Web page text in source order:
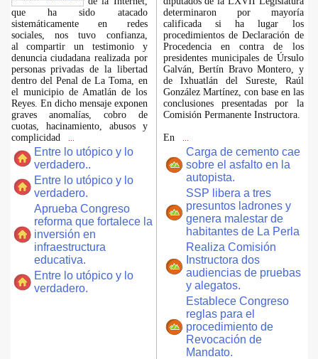
que ha sido atacado
sistemáticamente en redes
sociales, nos tuvo confianza,
al compartir un testimonio y
denuncia ciudadana realizada por
personas privadas de la libertad
dentro del Penal de La Toma, en
el municipio de Amatlán de los
Reyes. En dicho mensaje exponen
graves anomalías, cobro de
cuotas, hacinamiento, abusos y
complicidad
Entre lo utópico y lo
verdadero..
Entre lo utópico y lo
verdadero.
Aprueba Congreso
reforma que fortalece la
inversión en
infraestructura
educativa.
Entre lo utópico y lo
verdadero.
determinaron por mayoría
calificada si ha lugar los
procedimientos de Declaración de
Procedencia en contra de los
presidentes municipales de Úrsulo
Galván, Bertín Bravo Montero, y
de Ixhuatlán del Sureste, Raúl
González Martínez, con base en las
conclusiones presentadas por la
Comisión Permanente Instructora.
En
Carga de cemento cae
sobre el asfalto en la
autopista.
SSP libera a tres
presuntos ladrones y
genera malestar de
habitantes de La Perla
Realiza Comisión
Instructora dos
audiencias de pruebas
y alegatos.
Establece Congreso
reglas para el
procedimiento de
Revocación de
Mandato.